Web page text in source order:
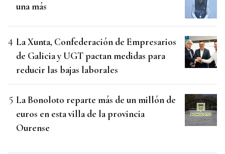
una más
La Xunta, Confederación de Empresarios
de Galicia y UGT pactan medidas para
reducir las bajas laborales
La Bonoloto reparte más de un millón de
euros en esta villa de la provincia
Ourense